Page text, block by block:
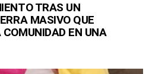
TRAS UN
MASIVO QUE
EN UNA